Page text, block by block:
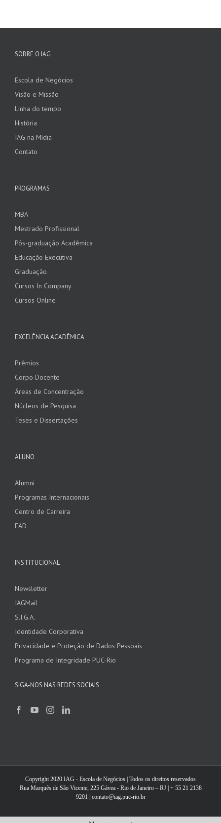
SOBRE O IAG
Escola de Negócios
Visão e Missão
Linha do tempo
História
IAG na Mídia
Contato
PROGRAMAS
MBA
Mestrado Profissional
Pós-graduação Acadêmica
Educação Executiva
Graduação
Cursos In Company
Cursos Online
EXCELÊNCIA ACADÊMICA
Prêmios
Corpo Docente
Áreas de Concentração
Núcleos de Pesquisa
Teses e Dissertações
ALUNO
Alumni
Programas Internacionais
Centro de Carreira
EAD
INSTITUCIONAL
Newsletter
IAGMail
S.I.G.A.
Identidade Corporativa
Privacidade e Proteção de Dados Pessoais
Programa de Integridade PUC-Rio
SIGA-NOS NAS REDES SOCIAIS
Copyright 2020 IAG - Escola de Negócios | Todos os direitos reservados
Rua Marquês de São Vicente, 225 Gávea - Rio de Janeiro – RJ | + 55 21 2138
9201 | contato@iag.puc-rio.br